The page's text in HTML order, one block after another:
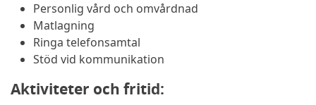
Personlig vård och omvårdnad
Matlagning
Ringa telefonsamtal
Stöd vid kommunikation
Aktiviteter och fritid: